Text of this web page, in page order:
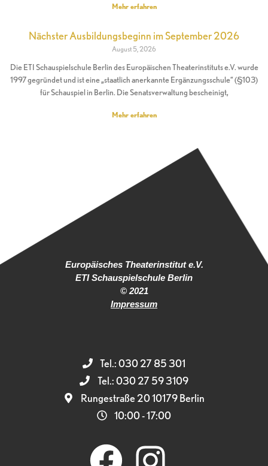
Mehr erfahren
Nächster Ausbildungsbeginn im September 2026
August 5, 2026
Die ETI Schauspielschule Berlin des Europäischen Theaterinstituts e.V. wurde
1997 gegründet und ist eine „staatlich anerkannte Ergänzungsschule“ (§103)
für Schauspiel in Berlin. Die Senatsverwaltung bescheinigt,
Mehr erfahren
Europäisches Theaterinstitut e.V.
ETI Schauspielschule Berlin
© 2021
Impressum
Tel.: 030 27 85 301
Tel.: 030 27 59 3109
Rungestraße 20 10179 Berlin
10:00 - 17:00